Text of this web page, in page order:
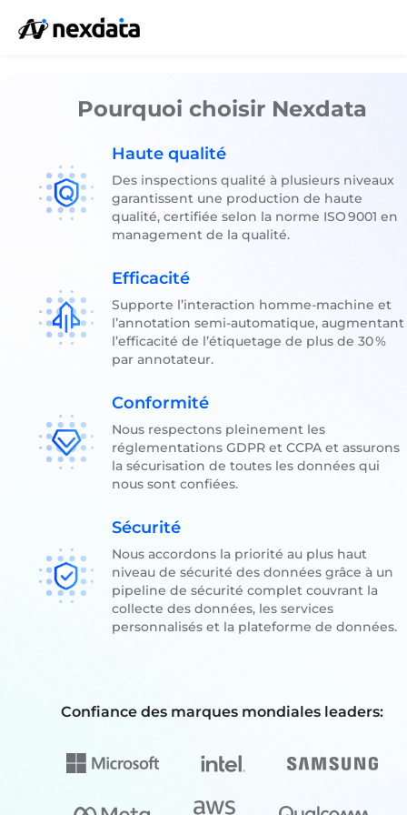
Pourquoi choisir Nexdata
Haute qualité
Des inspections qualité à plusieurs niveaux
garantissent une production de haute
qualité, certifiée selon la norme ISO 9001 en
management de la qualité.
Efficacité
Supporte l’interaction homme‑machine et
l’annotation semi‑automatique, augmentant
l’efficacité de l’étiquetage de plus de 30 %
par annotateur.
Conformité
Nous respectons pleinement les
réglementations GDPR et CCPA et assurons
la sécurisation de toutes les données qui
nous sont confiées.
Sécurité
Nous accordons la priorité au plus haut
niveau de sécurité des données grâce à un
pipeline de sécurité complet couvrant la
collecte des données, les services
personnalisés et la plateforme de données.
Confiance des marques mondiales leaders: